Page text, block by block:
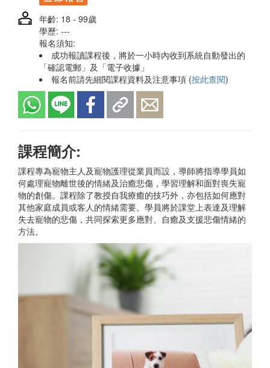
年齡: 18 - 99歲
學歷: ---
報名須知:
成功報讀課程後，將於一小時內收到系統自動發出的
「確認電郵」及「電子收據」
報名前請先細閱課程資料及注意事項 (按此查閱)
課程簡介:
課程專為寵物主人及寵物護理從業員而設，導師將指導學員如
何處理寵物離世後的情緒及治癒悲傷，學習理解和面對喪失寵
物的創傷。課程除了教授自我療癒的技巧外，亦包括如何應對
其他家庭成員或客人的情緒需要。學員將於課堂上表達及理解
失去寵物的悲傷，共同探索更多應對、自癒及支援悲傷情緒的
方法。